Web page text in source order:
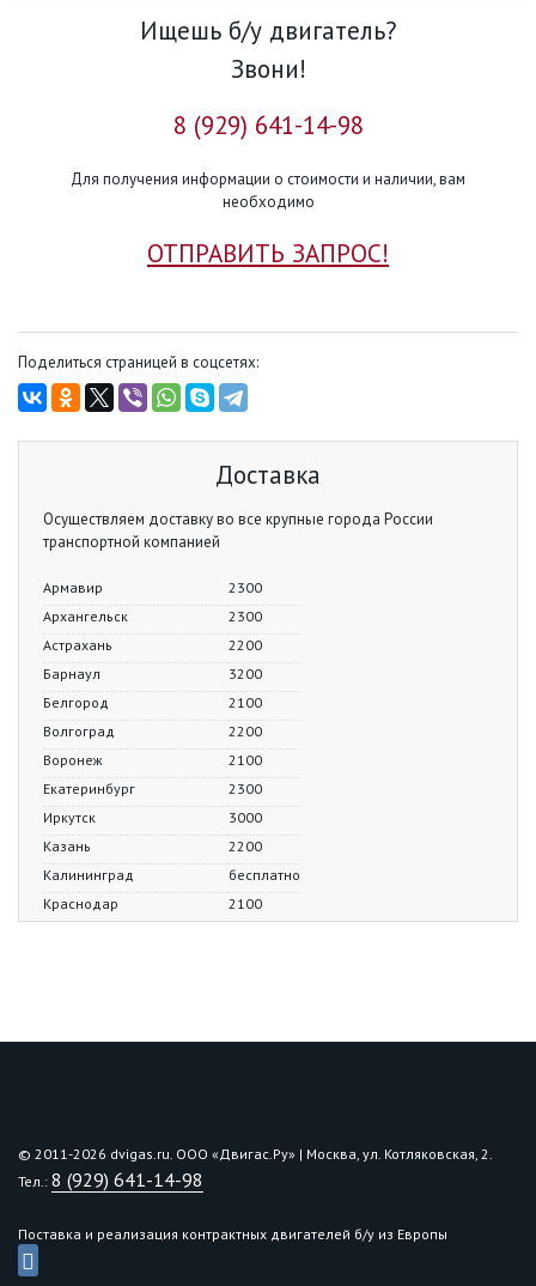
Ищешь б/у двигатель?
Звони!
8 (929) 641-14-98
Для получения информации о стоимости и наличии, вам
необходимо
ОТПРАВИТЬ ЗАПРОС!
Поделиться страницей в соцсетях:
Доставка
Осуществляем доставку во все крупные города России
транспортной компанией
Армавир
2300
Архангельск
2300
Астрахань
2200
Барнаул
3200
Белгород
2100
Волгоград
2200
Воронеж
2100
Екатеринбург
2300
Иркутск
3000
Казань
2200
Калининград
бесплатно
Краснодар
2100
Мурманск
2300
Омск
2900
Оренбург
© 2011-2026 dvigas.ru. ООО «Двигaс.Ру» | Москва, ул. Котляковская, 2.
Тел.: 8 (929) 641-14-98
Поставка и реализация контрактных двигателей б/у из Европы